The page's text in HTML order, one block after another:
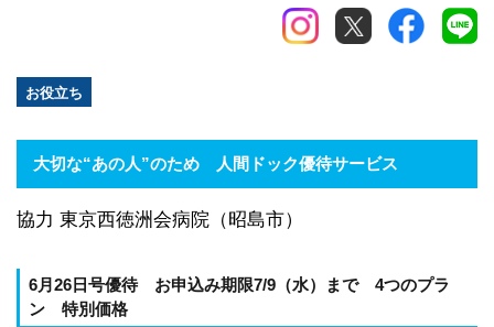
お役立ち
大切な“あの人”のため 人間ドック優待サービス
協力 東京西徳洲会病院（昭島市）
6月26日号優待 お申込み期限7/9（水） まで 4つのプラ
ン 特別価格